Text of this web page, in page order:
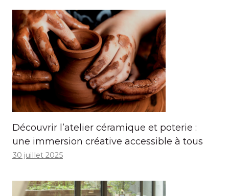
Découvrir l’atelier céramique et poterie :
une immersion créative accessible à tous
30 juillet 2025